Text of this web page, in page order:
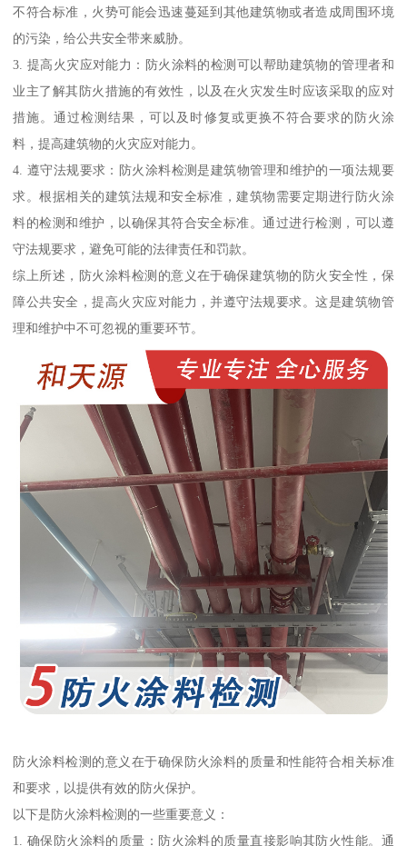
不符合标准，火势可能会迅速蔓延到其他建筑物或者造成周围环境
的污染，给公共安全带来威胁。
3. 提高火灾应对能力：防火涂料的检测可以帮助建筑物的管理者和
业主了解其防火措施的有效性，以及在火灾发生时应该采取的应对
措施。通过检测结果，可以及时修复或更换不符合要求的防火涂
料，提高建筑物的火灾应对能力。
4. 遵守法规要求：防火涂料检测是建筑物管理和维护的一项法规要
求。根据相关的建筑法规和安全标准，建筑物需要定期进行防火涂
料的检测和维护，以确保其符合安全标准。通过进行检测，可以遵
守法规要求，避免可能的法律责任和罚款。
综上所述，防火涂料检测的意义在于确保建筑物的防火安全性，保
障公共安全，提高火灾应对能力，并遵守法规要求。这是建筑物管
理和维护中不可忽视的重要环节。
防火涂料检测的意义在于确保防火涂料的质量和性能符合相关标准
和要求，以提供有效的防火保护。
以下是防火涂料检测的一些重要意义：
1. 确保防火涂料的质量：防火涂料的质量直接影响其防火性能。通